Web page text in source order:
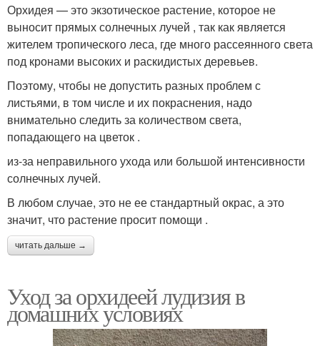
Орхидея — это экзотическое растение, которое не
выносит прямых солнечных лучей , так как является
жителем тропического леса, где много рассеянного света
под кронами высоких и раскидистых деревьев.
Поэтому, чтобы не допустить разных проблем с
листьями, в том числе и их покраснения, надо
внимательно следить за количеством света,
попадающего на цветок .
из-за неправильного ухода или большой интенсивности
солнечных лучей.
В любом случае, это не ее стандартный окрас, а это
значит, что растение просит помощи .
читать дальше →
Уход за орхидеей лудизия в
домашних условиях